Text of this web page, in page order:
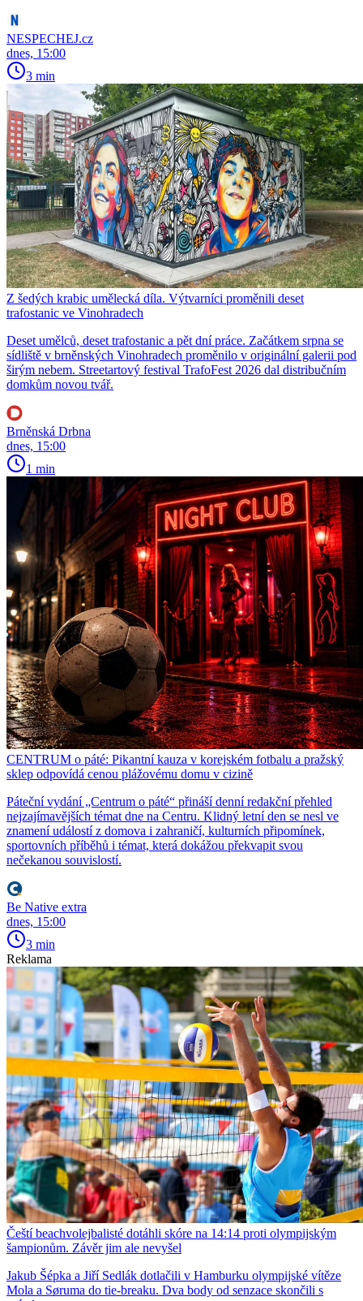
NESPECHEJ.cz
dnes, 15:00
3 min
Z šedých krabic umělecká díla. Výtvarníci proměnili deset
trafostanic ve Vinohradech
Deset umělců, deset trafostanic a pět dní práce. Začátkem srpna se
sídliště v brněnských Vinohradech proměnilo v originální galerii pod
širým nebem. Streetartový festival TrafoFest 2026 dal distribučním
domkům novou tvář.
Brněnská Drbna
dnes, 15:00
1 min
CENTRUM o páté: Pikantní kauza v korejském fotbalu a pražský
sklep odpovídá cenou plážovému domu v cizině
Páteční vydání „Centrum o páté“ přináší denní redakční přehled
nejzajímavějších témat dne na Centru. Klidný letní den se nesl ve
znamení událostí z domova i zahraničí, kulturních připomínek,
sportovních příběhů i témat, která dokážou překvapit svou
nečekanou souvislostí.
Be Native extra
dnes, 15:00
3 min
Reklama
Čeští beachvolejbalisté dotáhli skóre na 14:14 proti olympijským
šampionům. Závěr jim ale nevyšel
Jakub Šépka a Jiří Sedlák dotlačili v Hamburku olympijské vítěze
Mola a Søruma do tie-breaku. Dva body od senzace skončili s